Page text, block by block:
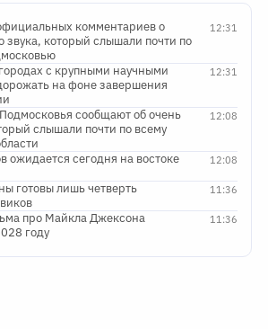
12:31
комментариев о
звука, который слышали почти по
12:31
с крупными научными
на фоне завершения
12:08
сообщают об очень
слышали почти по всему
12:08
ожидается сегодня на востоке
11:36
готовы лишь четверть
11:36
про Майкла Джексона
году